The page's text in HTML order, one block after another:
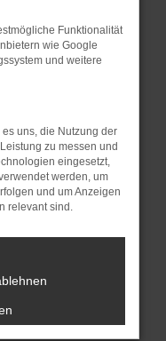
privaten
zu beheben.
und dein
neuesten Stand
nur ein
auch dazu
nicht
Schritte
uns bitte. Wir
Funktionalität
wie Google
und weitere
uns, die Nutzung der
zu messen und
eingesetzt,
werden, um
und um Anzeigen
relevant sind.